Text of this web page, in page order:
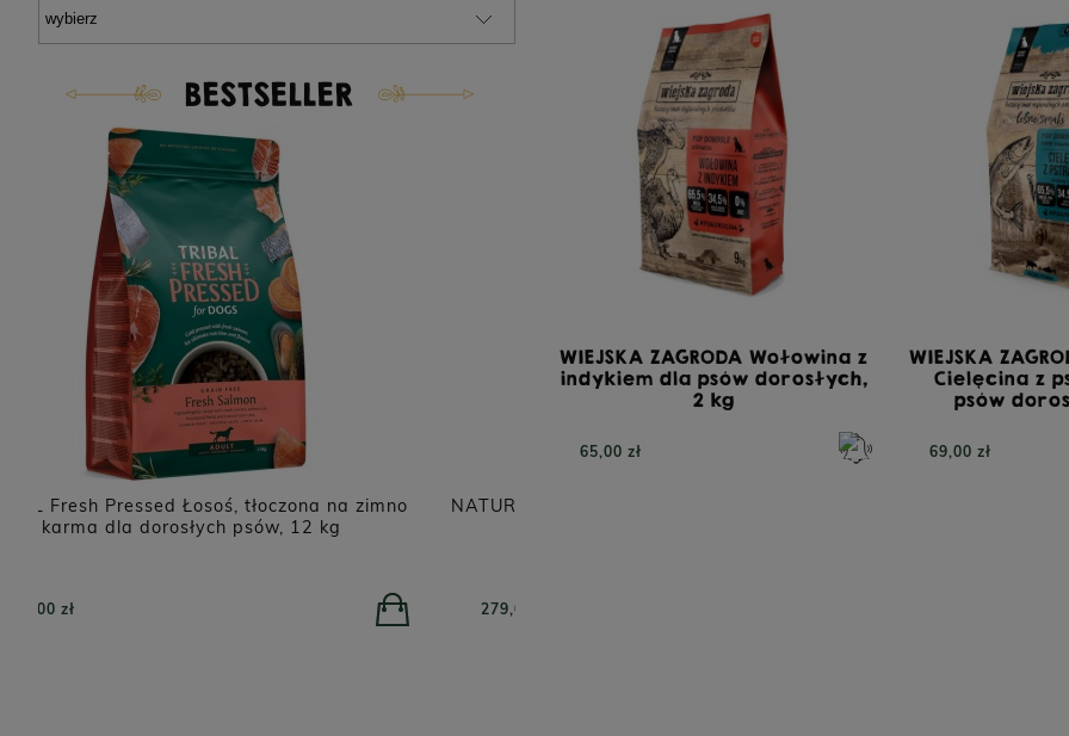
BESTSELLER
NATUREA Naturals Agnus karma dla szczeniąt i
psów dorosłych, Jagnięcina 12 kg
WIEJSKA ZAGRODA Wołowina z
indykiem dla psów dorosłych,
2 kg
65,00 zł
WIEJSKA
Cielęcina z
psów
69,00 zł